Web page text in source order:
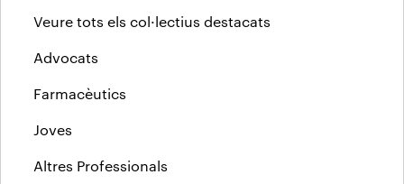
Veure tots els col·lectius destacats
Advocats
Farmacèutics
Joves
Altres Professionals